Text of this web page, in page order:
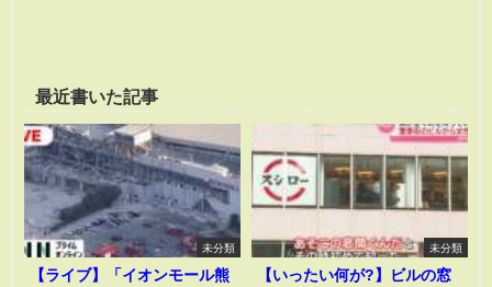
最近書いた記事
未分類
【ライブ】「イオンモール熊
未分類
【いったい何が?】ビルの窓